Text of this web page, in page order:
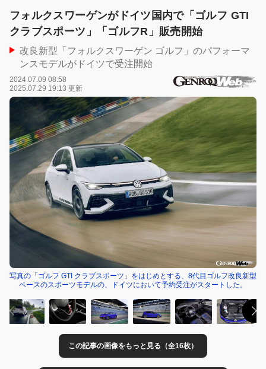
フォルクスワーゲンがドイツ国内で「ゴルフ GTI
クラブスポーツ」「ゴルフR」販売開始
改良新型「フォルクスワーゲン ゴルフ」のパフォーマ
ンスモデルがドイツで受注開始
2024.07.09 08:58
2025.07.29 19:13 更新
写真の「ゴルフ GTI クラブスポーツ」をはじめとする、8代目ゴルフ改良新型
ベースのスポーツモデルの、ドイツにおいて予約受注がスタートした。
この記事の画像をもっと見る（全16枚）